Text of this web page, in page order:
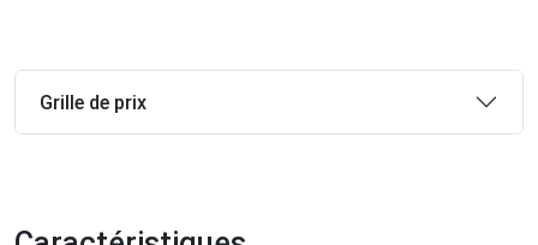
Grille de prix